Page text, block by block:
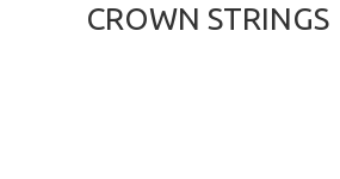
CROWN STRINGS